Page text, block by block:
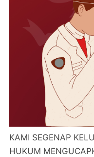
KAMI SEGENAP
HUKUM